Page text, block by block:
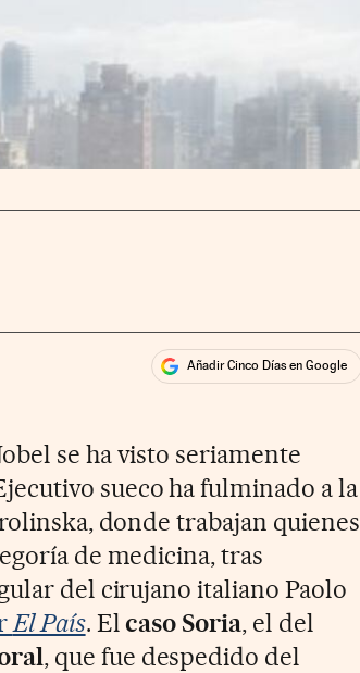
Añadir Cinco Días en Google
se ha visto seriamente
sueco ha fulminado a la
donde trabajan quienes
de medicina, tras
del cirujano italiano Paolo
El País. Elcaso Soria, el del
, que fue despedido del